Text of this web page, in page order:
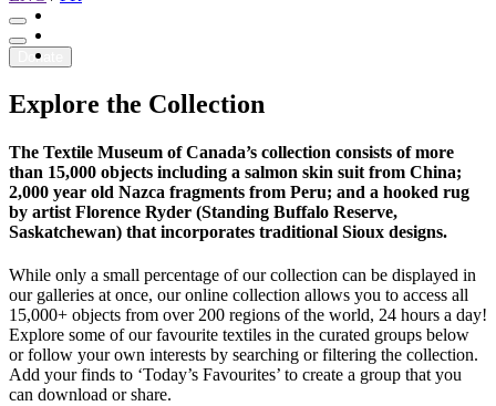
Youtube
Donate
Explore the Collection
The Textile Museum of Canada’s collection consists of more
than 15,000 objects including a salmon skin suit from China;
2,000 year old Nazca fragments from Peru; and a hooked rug
by artist Florence Ryder (Standing Buffalo Reserve,
Saskatchewan) that incorporates traditional Sioux designs.
While only a small percentage of our collection can be displayed in
our galleries at once, our online collection allows you to access all
15,000+ objects from over 200 regions of the world, 24 hours a day!
Explore some of our favourite textiles in the curated groups below
or follow your own interests by searching or filtering the collection.
Add your finds to ‘Today’s Favourites’ to create a group that you
can download or share.